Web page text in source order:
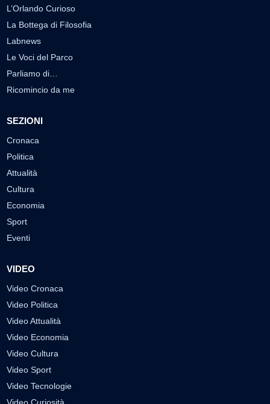
L’Orlando Curioso
La Bottega di Filosofia
Labnews
Le Voci del Parco
Parliamo di…
Ricomincio da me
SEZIONI
Cronaca
Politica
Attualità
Cultura
Economia
Sport
Eventi
VIDEO
Video Cronaca
Video Politica
Video Attualità
Video Economia
Video Cultura
Video Sport
Video Tecnologie
Video Curiosità